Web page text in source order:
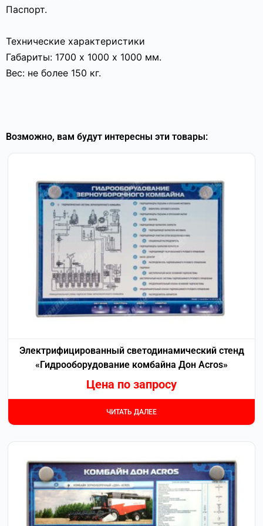
Паспорт.
Технические характеристики
Габариты: 1700 х 1000 х 1000 мм.
Вес: не более 150 кг.
Возможно, вам будут интересны эти товары:
Электрифицированный светодинамический стенд
«Гидрооборудование комбайна Дон Acros»
Цена по запросу
ЧИТАТЬ ДАЛЕЕ